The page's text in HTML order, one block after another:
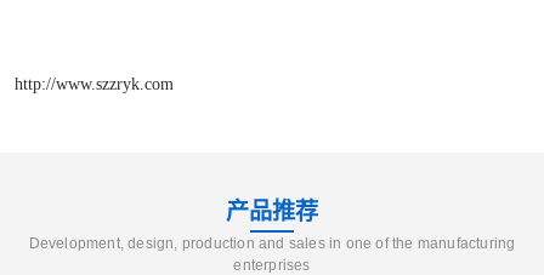
http://www.szzryk.com
产品推荐
Development, design, production and sales in one of the manufacturing
enterprises